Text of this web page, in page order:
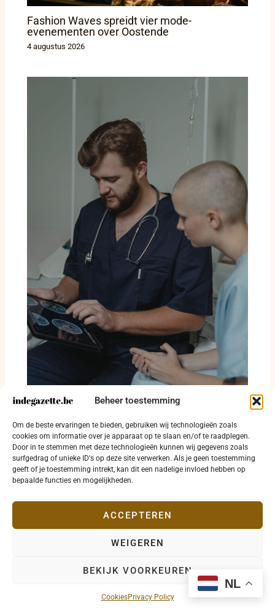
Beheer toestemming
Om de beste ervaringen te bieden, gebruiken wij technologieën zoals
cookies om informatie over je apparaat op te slaan en/of te raadplegen.
Door in te stemmen met deze technologieën kunnen wij gegevens zoals
surfgedrag of unieke ID's op deze site verwerken. Als je geen toestemming
geeft of je toestemming intrekt, kan dit een nadelige invloed hebben op
bepaalde functies en mogelijkheden.
ACCEPTEREN
WEIGEREN
BEKIJK VOORKEUREN
CookiesPrivacy Policy
Fashion Waves spreidt vier mode-
evenementen over Oostende
4 augustus 2026
Oostende betaalt huur om huisarts naar
Zandvoorde te halen
3 augustus 2026
Copyright © 2026 indegazette.be |Privacy
NL